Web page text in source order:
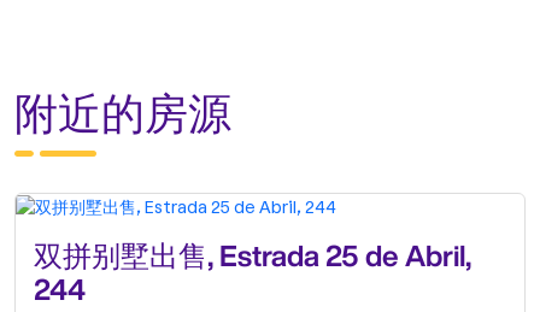
附近的房源
双拼别墅出售, Estrada 25 de Abril,
244